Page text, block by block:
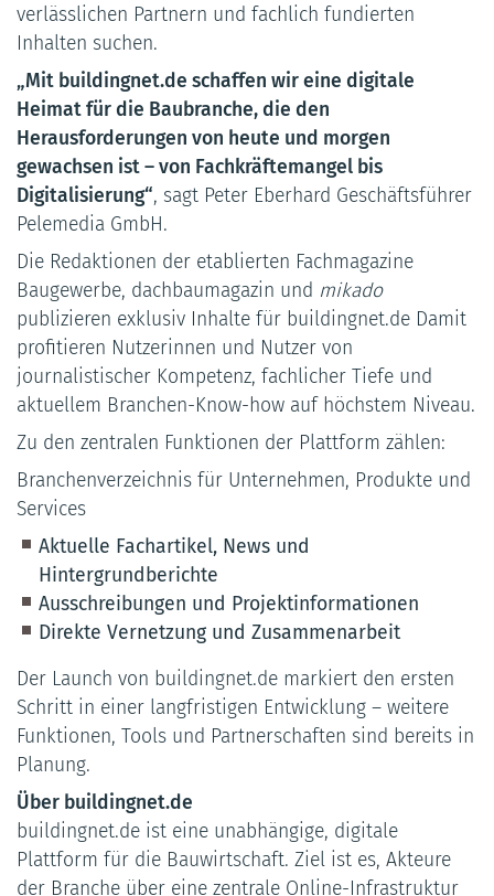
verlässlichen Partnern und fachlich fundierten
Inhalten suchen.
„Mit buildingnet.de schaffen wir eine digitale
Heimat für die Baubranche, die den
Herausforderungen von heute und morgen
gewachsen ist – von Fachkräftemangel bis
Digitalisierung“, sagt Peter Eberhard Geschäftsführer
Pelemedia GmbH.
Die Redaktionen der etablierten Fachmagazine
Baugewerbe, dachbaumagazin und mikado
publizieren exklusiv Inhalte für buildingnet.de Damit
profitieren Nutzerinnen und Nutzer von
journalistischer Kompetenz, fachlicher Tiefe und
aktuellem Branchen-Know-how auf höchstem Niveau.
Zu den zentralen Funktionen der Plattform zählen:
Branchenverzeichnis für Unternehmen, Produkte und
Services
Aktuelle Fachartikel, News und
Hintergrundberichte
Ausschreibungen und Projektinformationen
Direkte Vernetzung und Zusammenarbeit
Der Launch von buildingnet.de markiert den ersten
Schritt in einer langfristigen Entwicklung – weitere
Funktionen, Tools und Partnerschaften sind bereits in
Planung.
Über buildingnet.de
buildingnet.de ist eine unabhängige, digitale
Plattform für die Bauwirtschaft. Ziel ist es, Akteure
der Branche über eine zentrale Online-Infrastruktur